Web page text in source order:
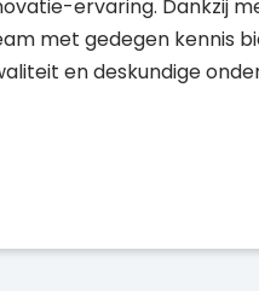
ervaring. Dankzij
met gedegen kennis
en deskundige